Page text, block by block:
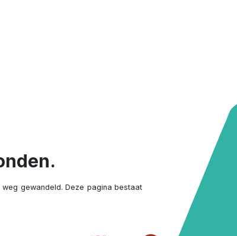
gewandeld. Deze pagina bestaat